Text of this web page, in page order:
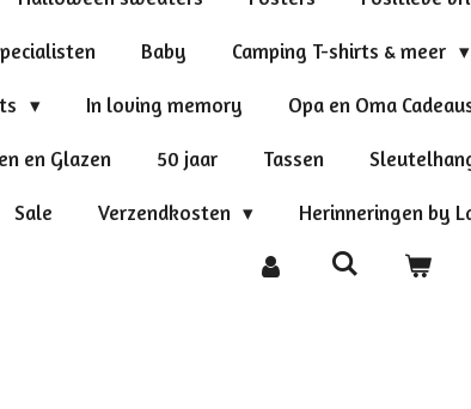
Baby Camping T-shirts & meer
In loving memory Opa en Oma
en Glazen 50 jaar Tassen
Sale Verzendkosten Herinneringen by